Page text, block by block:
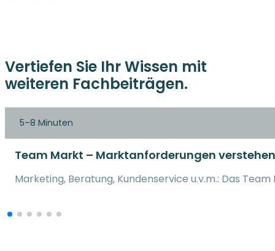
Vertiefen Sie Ihr Wissen mit
weiteren Fachbeiträgen.
5–8 Minuten
Team Markt – Marktanforderungen
Marketing, Beratung, Kundenservice u.v.m.: Das